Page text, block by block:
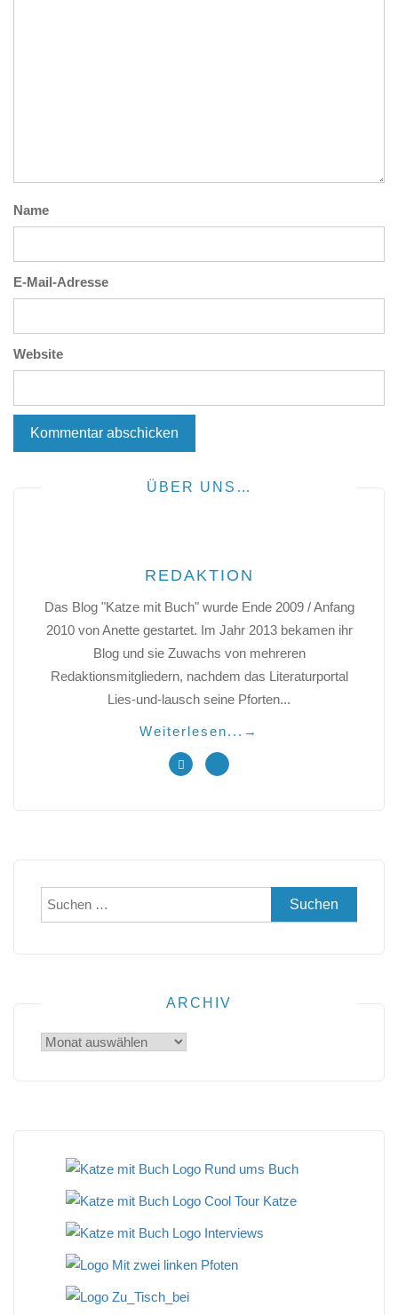
Name
E-Mail-Adresse
Website
ÜBER UNS…
REDAKTION
Das Blog "Katze mit Buch" wurde Ende 2009 / Anfang
2010 von Anette gestartet. Im Jahr 2013 bekamen ihr
Blog und sie Zuwachs von mehreren
Redaktionsmitgliedern, nachdem das Literaturportal
Lies-und-lausch seine Pforten...
Weiterlesen... →
Suchen
nach:
ARCHIV
Archiv